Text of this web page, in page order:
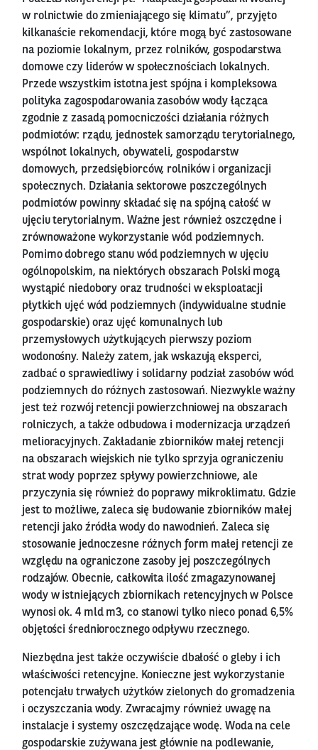
w rolnictwie do zmieniającego się klimatu”, przyjęto
kilkanaście rekomendacji, które mogą być zastosowane
na poziomie lokalnym, przez rolników, gospodarstwa
domowe czy liderów w społecznościach lokalnych.
Przede wszystkim istotna jest spójna i kompleksowa
polityka zagospodarowania zasobów wody łącząca
zgodnie z zasadą pomocniczości działania różnych
podmiotów: rządu, jednostek samorządu terytorialnego,
wspólnot lokalnych, obywateli, gospodarstw
domowych, przedsiębiorców, rolników i organizacji
społecznych. Działania sektorowe poszczególnych
podmiotów powinny składać się na spójną całość w
ujęciu terytorialnym. Ważne jest również oszczędne i
zrównoważone wykorzystanie wód podziemnych.
Pomimo dobrego stanu wód podziemnych w ujęciu
ogólnopolskim, na niektórych obszarach Polski mogą
wystąpić niedobory oraz trudności w eksploatacji
płytkich ujęć wód podziemnych (indywidualne studnie
gospodarskie) oraz ujęć komunalnych lub
przemysłowych użytkujących pierwszy poziom
wodonośny. Należy zatem, jak wskazują eksperci,
zadbać o sprawiedliwy i solidarny podział zasobów wód
podziemnych do różnych zastosowań. Niezwykle ważny
jest też rozwój retencji powierzchniowej na obszarach
rolniczych, a także odbudowa i modernizacja urządzeń
melioracyjnych. Zakładanie zbiorników małej retencji
na obszarach wiejskich nie tylko sprzyja ograniczeniu
strat wody poprzez spływy powierzchniowe, ale
przyczynia się również do poprawy mikroklimatu. Gdzie
jest to możliwe, zaleca się budowanie zbiorników małej
retencji jako źródła wody do nawodnień. Zaleca się
stosowanie jednoczesne różnych form małej retencji ze
względu na ograniczone zasoby jej poszczególnych
rodzajów. Obecnie, całkowita ilość zmagazynowanej
wody w istniejących zbiornikach retencyjnych w Polsce
wynosi ok. 4 mld m3, co stanowi tylko nieco ponad 6,5%
objętości średniorocznego odpływu rzecznego.
Niezbędna jest także oczywiście dbałość o gleby i ich
właściwości retencyjne. Konieczne jest wykorzystanie
potencjału trwałych użytków zielonych do gromadzenia
i oczyszczania wody. Zwracajmy również uwagę na
instalacje i systemy oszczędzające wodę. Woda na cele
gospodarskie zużywana jest głównie na podlewanie,